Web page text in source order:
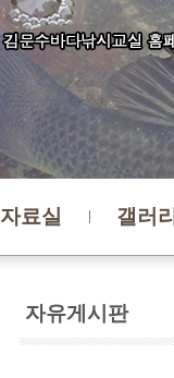
자료실 갤러리
자유게시판